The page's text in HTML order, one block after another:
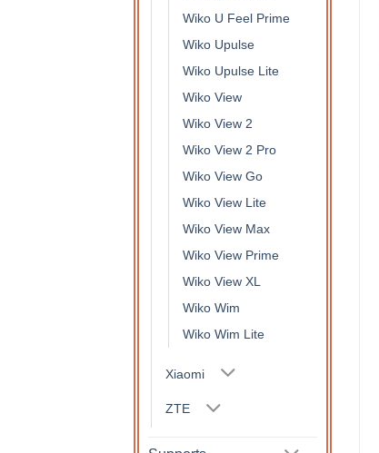
Wiko U Feel Prime
Wiko Upulse
Wiko Upulse Lite
Wiko View
Wiko View 2
Wiko View 2 Pro
Wiko View Go
Wiko View Lite
Wiko View Max
Wiko View Prime
Wiko View XL
Wiko Wim
Wiko Wim Lite
Xiaomi
ZTE